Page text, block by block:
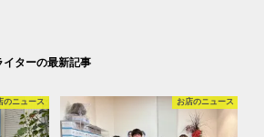
イターの最新記事
のニュース お店のニュース